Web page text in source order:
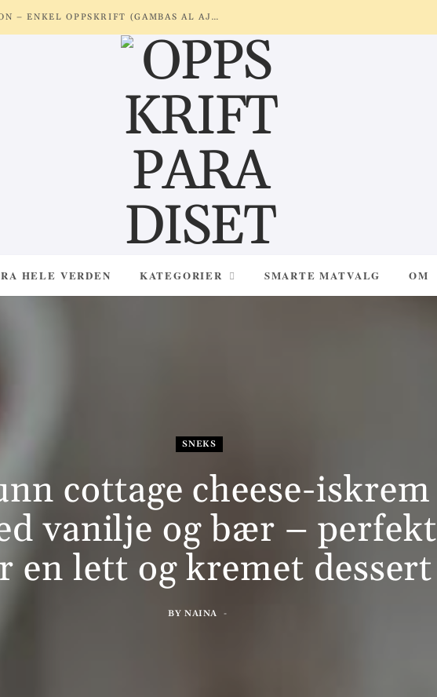
REKER MED HVITLØK OG SITRON – ENKEL OPPSKRIFT (GAMBAS AL AJILLO)
HELE VERDEN KATEGORIER SMARTE MATVALG OM
SNEKS
cottage cheese-iskrem
vanilje og bær – perfekt
en lett og kremet dessert
BY NAINA